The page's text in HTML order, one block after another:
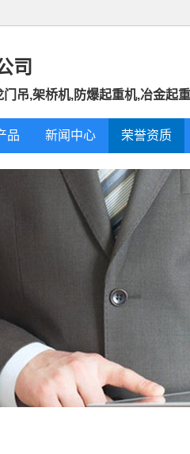
司
吊,架桥机,防爆起重机,冶金起
品 新闻中心 荣誉资质